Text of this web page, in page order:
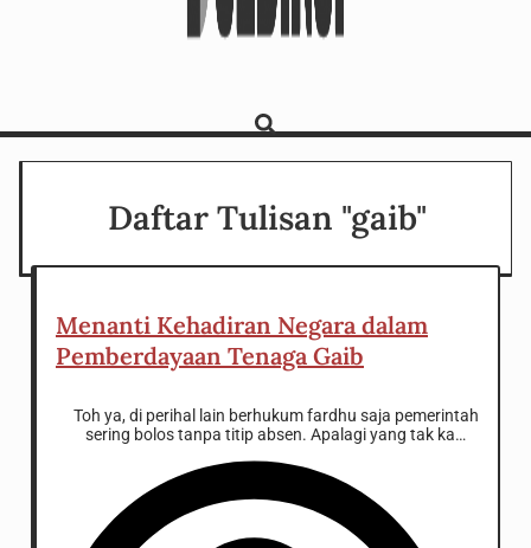
Daftar Tulisan "gaib"
Menanti Kehadiran Negara dalam
Pemberdayaan Tenaga Gaib
Toh ya, di perihal lain berhukum fardhu saja pemerintah
sering bolos tanpa titip absen. Apalagi yang tak kasat